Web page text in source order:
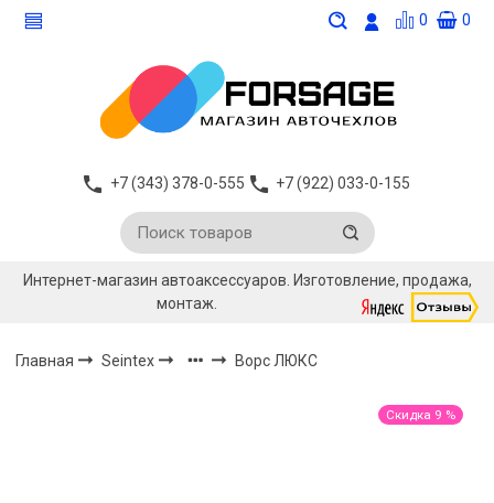
0 0
+7 (343) 378-0-555 +7 (922) 033-0-155
Интернет-магазин автоаксессуаров. Изготовление, продажа,
монтаж.
Главная Seintex Ворс ЛЮКС
Скидка 9 %